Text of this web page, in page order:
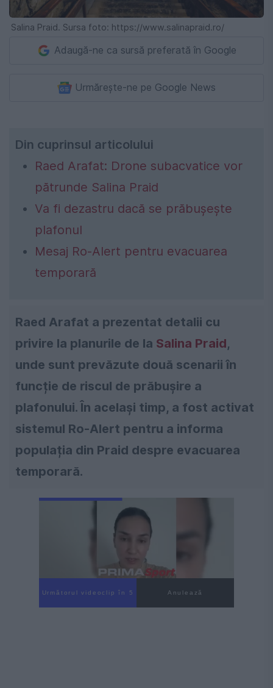
Salina Praid. Sursa foto: https://www.salinapraid.ro/
Adaugă-ne ca sursă preferată în Google
Urmărește-ne pe Google News
Din cuprinsul articolului
Raed Arafat: Drone subacvatice vor
pătrunde Salina Praid
Va fi dezastru dacă se prăbușește
plafonul
Mesaj Ro-Alert pentru evacuarea
temporară
Raed Arafat a prezentat detalii cu
privire la planurile de la Salina Praid,
unde sunt prevăzute două scenarii în
funcție de riscul de prăbușire a
plafonului. În același timp, a fost activat
sistemul Ro-Alert pentru a informa
populația din Praid despre evacuarea
temporară.
Următorul videoclip în 3 Anulează